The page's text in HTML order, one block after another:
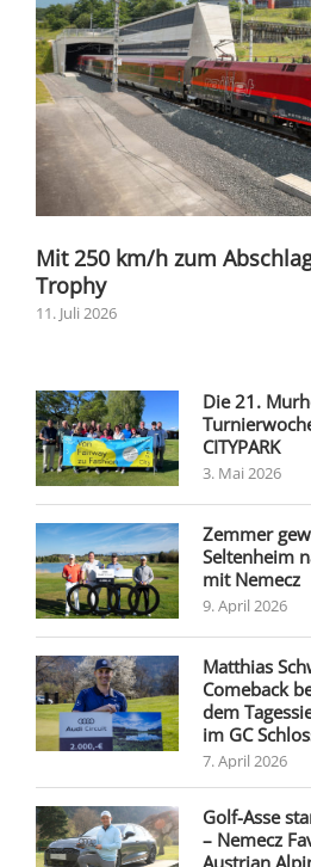
Mit 250 km/h zum
Trophy
11. Juli 2026
Die 21.
CITYPARK
3. Mai 2026
Zemmer
Seltenheim
mit Nemecz
9. April 2026
Matthias
Comeback
dem
im GC
7. April 2026
Golf-Asse
– Nemecz
Austrian